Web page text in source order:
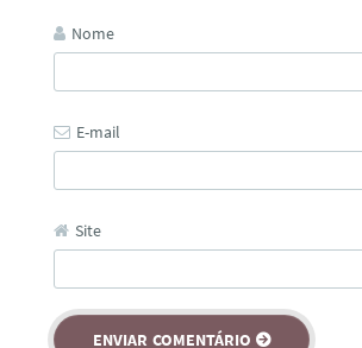
Nome
E-mail
Site